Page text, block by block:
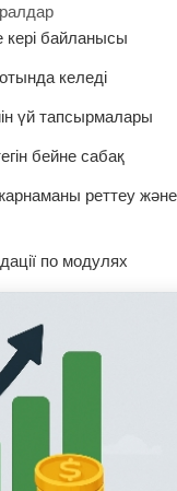
кері байланысы
келеді
үй тапсырмалары
бейне сабақ
реттеу және
по модулях